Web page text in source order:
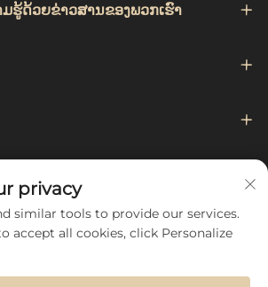
ຮູ້ດ້ວຍຂ່າວສານຂອງພວກເຮົາ
privacy
similar tools to provide our services.
accept all cookies, click Personalize